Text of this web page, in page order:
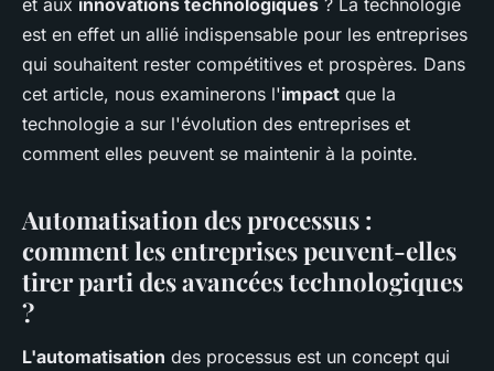
est en effet un allié indispensable pour les entreprises
qui souhaitent rester compétitives et prospères. Dans
cet article, nous examinerons l'impact que la
technologie a sur l'évolution des entreprises et
comment elles peuvent se maintenir à la pointe.
Automatisation des processus :
comment les entreprises peuvent-elles
tirer parti des avancées technologiques
?
L'automatisation des processus est un concept qui